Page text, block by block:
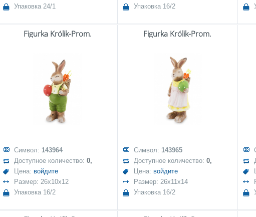
Упаковка 24/1
Упаковка 16/2
Figurka Królik-Prom.
Символ: 143964
Доступное количество: 0,
Цена: войдите
Размер: 26x10x12
Упаковка 16/2
Figurka Królik-Prom.
Символ: 143965
Доступное количество: 0,
Цена: войдите
Размер: 26x11x14
Упаковка 16/2